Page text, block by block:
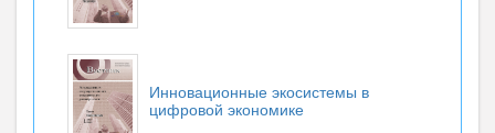
Инновационные экосистемы в
цифровой экономике